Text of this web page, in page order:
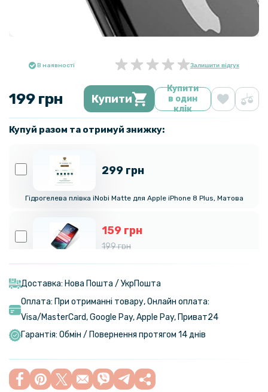
В наявності Залишити відгук
199 грн Купити
Купити
в один
клік
Купуй разом та отримуй знижку:
299 грн
Гідрогелева плівка iNobi Matte для Apple iPhone 8 Plus, Матова
159 грн
199 грн
Протиударна гідрогелева плівка Hydrogel Film для Apple iPhone XS
159 грн
199 грн
Протиударна гідрогелева плівка Hydrogel Film для Apple iPhone XS
143 грн
Доставка: Нова Пошта / УкрПошта
Оплата: При отриманні товару, Онлайн оплата:
Visa/MasterСard, Google Pay, Apple Pay, Приват24
Гарантія: Обмін / Повернення протягом 14 днів